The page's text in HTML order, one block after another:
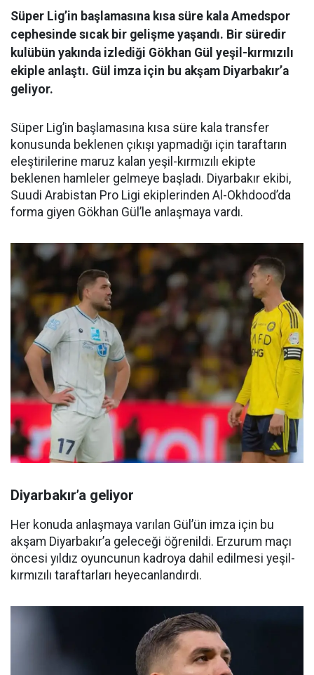
Süper Lig’in başlamasına kısa süre kala Amedspor
cephesinde sıcak bir gelişme yaşandı. Bir süredir
kulübün yakında izlediği Gökhan Gül yeşil-kırmızılı
ekiple anlaştı. Gül imza için bu akşam Diyarbakır’a
geliyor.
Süper Lig’in başlamasına kısa süre kala transfer
konusunda beklenen çıkışı yapmadığı için taraftarın
eleştirilerine maruz kalan yeşil-kırmızılı ekipte
beklenen hamleler gelmeye başladı. Diyarbakır ekibi,
Suudi Arabistan Pro Ligi ekiplerinden Al-Okhdood’da
forma giyen Gökhan Gül’le anlaşmaya vardı.
Diyarbakır’a geliyor
Her konuda anlaşmaya varılan Gül’ün imza için bu
akşam Diyarbakır’a geleceği öğrenildi. Erzurum maçı
öncesi yıldız oyuncunun kadroya dahil edilmesi yeşil-
kırmızılı taraftarları heyecanlandırdı.